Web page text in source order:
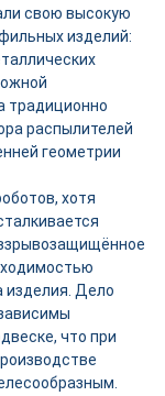
свою высокую
изделий:
традиционно
распылителей
геометрии
хотя
изделия. Дело
что при